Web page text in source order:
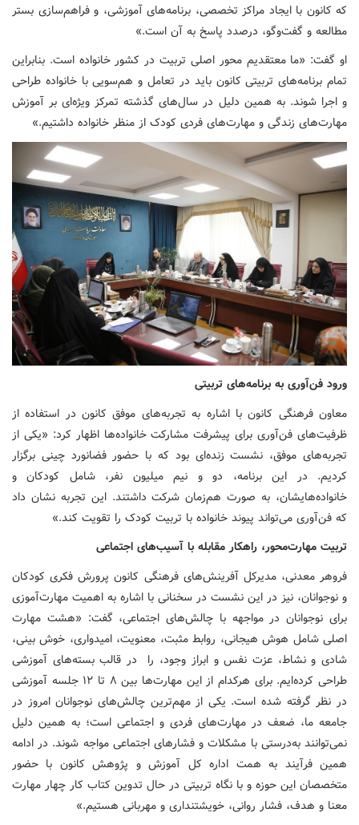
که کانون با ایجاد مراکز تخصصی، برنامه‌های آموزشی، و فراهم‌سازی بستر
مطالعه و گفت‌وگو، درصدد پاسخ به آن است.»
او گفت: «ما معتقدیم محور اصلی تربیت در کشور خانواده است. بنابراین
تمام برنامه‌های تربیتی کانون باید در تعامل و هم‌سویی با خانواده طراحی
و اجرا شوند. به همین دلیل در سال‌های گذشته تمرکز ویژه‌ای بر آموزش
مهارت‌های زندگی و مهارت‌های فردی کودک از منظر خانواده داشتیم.»
ورود فن‌آوری به برنامه‌های تربیتی
معاون فرهنگی کانون با اشاره به تجربه‌های موفق کانون در استفاده از
ظرفیت‌های فن‌آوری برای پیشرفت مشارکت خانواده‌ها اظهار کرد: «یکی از
تجربه‌های موفق، نشست زنده‌ای بود که با حضور فضانورد چینی برگزار
کردیم. در این برنامه، دو و نیم میلیون نفر، شامل کودکان و
خانواده‌هایشان، به صورت هم‌زمان شرکت داشتند. این تجربه نشان داد
که فن‌آوری می‌تواند پیوند خانواده با تربیت کودک را تقویت کند.»
تربیت مهارت‌محور، راهکار مقابله با آسیب‌های اجتماعی
فروهر معدنی، مدیرکل آفرینش‌های فرهنگی کانون پرورش فکری کودکان
و نوجوانان، نیز در این نشست در سخنانی با اشاره به اهمیت مهارت‌آموزی
برای نوجوانان در مواجهه با چالش‌های اجتماعی، گفت: «هشت مهارت
اصلی شامل هوش هیجانی، روابط مثبت، معنویت، امیدواری، خوش بینی،
شادی و نشاط، عزت نفس و ابراز وجود، را در قالب بسته‌های آموزشی
طراحی کرده‌ایم. برای هرکدام از این مهارت‌ها بین ۸ تا ۱۲ جلسه آموزشی
در نظر گرفته شده است. یکی از مهم‌ترین چالش‌های نوجوانان امروز در
جامعه ما، ضعف در مهارت‌های فردی و اجتماعی است؛ به همین دلیل
نمی‌توانند به‌درستی با مشکلات و فشارهای اجتماعی مواجه شوند. در ادامه
همین فرآیند به همت اداره کل آموزش و پژوهش کانون با حضور
متخصصان این حوزه و با نگاه تربیتی در حال تدوین کتاب کار چهار مهارت
معنا و هدف، فشار روانی، خویشتنداری و مهربانی هستیم.»